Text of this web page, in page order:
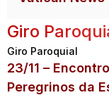
Giro
Giro Paroquial
23/11 –
Peregrinos da